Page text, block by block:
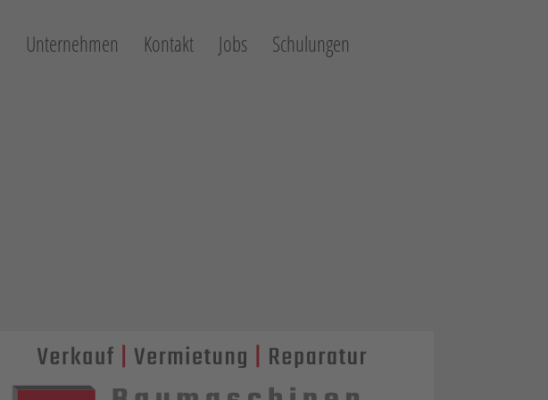
Unternehmen Kontakt Jobs Schulungen